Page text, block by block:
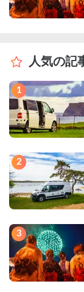
人気の記
1
2
3